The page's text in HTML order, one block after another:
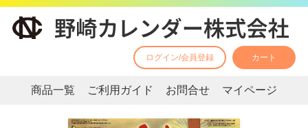
ログイン/会員登録 カート
商品一覧 ご利用ガイド お問合せ マイページ